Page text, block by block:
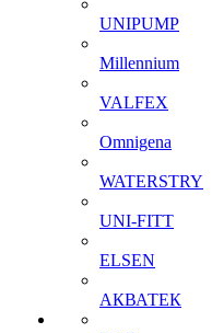
UNIPUMP
Millennium
VALFEX
Omnigena
WATERSTRY
UNI-FITT
ELSEN
АКВАТЕК